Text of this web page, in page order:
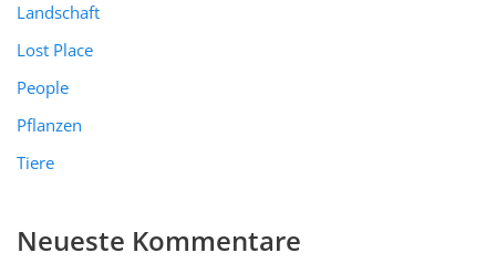
Landschaft
Lost Place
People
Pflanzen
Tiere
Neueste Kommentare